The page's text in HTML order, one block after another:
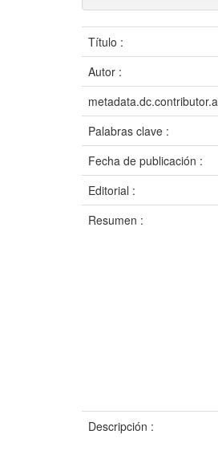
Título :
Autor :
Palabras clave :
Fecha de publicación :
Editorial :
Resumen :
Descripción :